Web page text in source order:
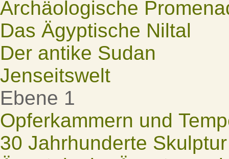
Archäologische
Das Ägyptische Niltal
Der antike Sudan
Jenseitswelt
Ebene 1
Opferkammern und
30 Jahrhunderte Skulptur